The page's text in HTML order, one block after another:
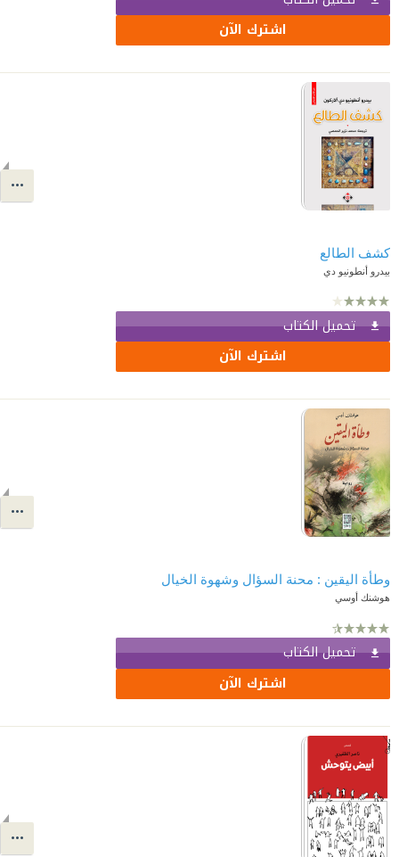
اشترك الآن
كشف الطالع
بيدرو أنطونيو دي
تحميل الكتاب
اشترك الآن
وطأة اليقين : محنة السؤال وشهوة الخيال
هوشنك أوسي
تحميل الكتاب
اشترك الآن